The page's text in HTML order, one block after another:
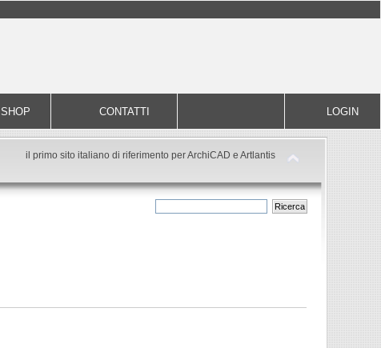
SHOP CONTATTI LOGIN
il primo sito italiano di riferimento per ArchiCAD e Artlantis